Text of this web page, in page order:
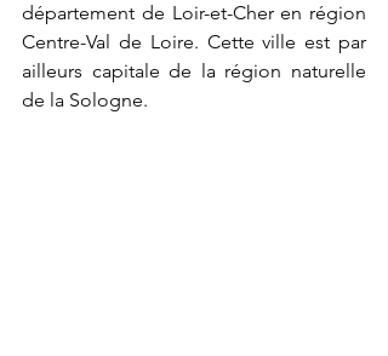
département de Loir-et-Cher en région
Centre-Val de Loire. Cette ville est par
ailleurs capitale de la région naturelle
de la Sologne.